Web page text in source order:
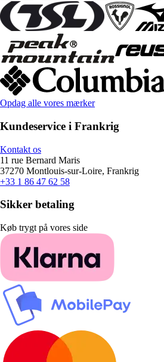
Opdag alle vores mærker
Kundeservice i Frankrig
Kontakt os
11 rue Bernard Maris
37270 Montlouis-sur-Loire, Frankrig
+33 1 86 47 62 58
Sikker betaling
Køb trygt på vores side